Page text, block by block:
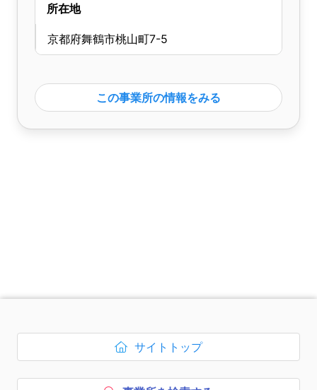
所在地
京都府舞鶴市桃山町7-5
この事業所の情報をみる
次のコンテンツはページのフ
ボタン1、
サイトトップ
を開く